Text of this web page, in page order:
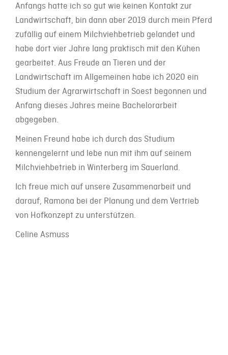
Anfangs hatte ich so gut wie keinen Kontakt zur
Landwirtschaft, bin dann aber 2019 durch mein Pferd
zufällig auf einem Milchviehbetrieb gelandet und
habe dort vier Jahre lang praktisch mit den Kühen
gearbeitet. Aus Freude an Tieren und der
Landwirtschaft im Allgemeinen habe ich 2020 ein
Studium der Agrarwirtschaft in Soest begonnen und
Anfang dieses Jahres meine Bachelorarbeit
abgegeben.
Meinen Freund habe ich durch das Studium
kennengelernt und lebe nun mit ihm auf seinem
Milchviehbetrieb in Winterberg im Sauerland.
Ich freue mich auf unsere Zusammenarbeit und
darauf, Ramona bei der Planung und dem Vertrieb
von Hofkonzept zu unterstützen.
Celine Asmuss